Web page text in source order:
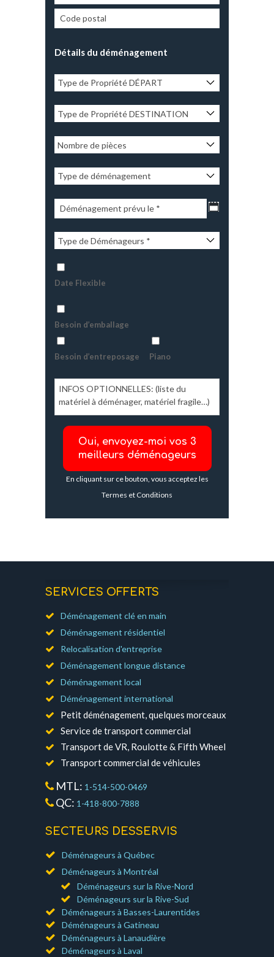
Détails du déménagement
Date Flexible
Besoin d’emballage
Besoin d’entreposage Piano
En cliquant sur ce bouton, vous acceptez les
Termes et Conditions
SERVICES OFFERTS
Déménagement clé en main
Déménagement résidentiel
Relocalisation d'entreprise
Déménagement longue distance
Déménagement local
Déménagement international
Petit déménagement, quelques morceaux
Service de transport commercial
Transport de VR, Roulotte & Fifth Wheel
Transport commercial de véhicules
MTL: 1-514-500-0469
QC: 1-418-800-7888
SECTEURS DESSERVIS
Déménageurs à Québec
Déménageurs à Montréal
Déménageurs sur la Rive-Nord
Déménageurs sur la Rive-Sud
Déménageurs à Basses-Laurentides
Déménageurs à Gatineau
Déménageurs à Lanaudière
Déménageurs à Laval